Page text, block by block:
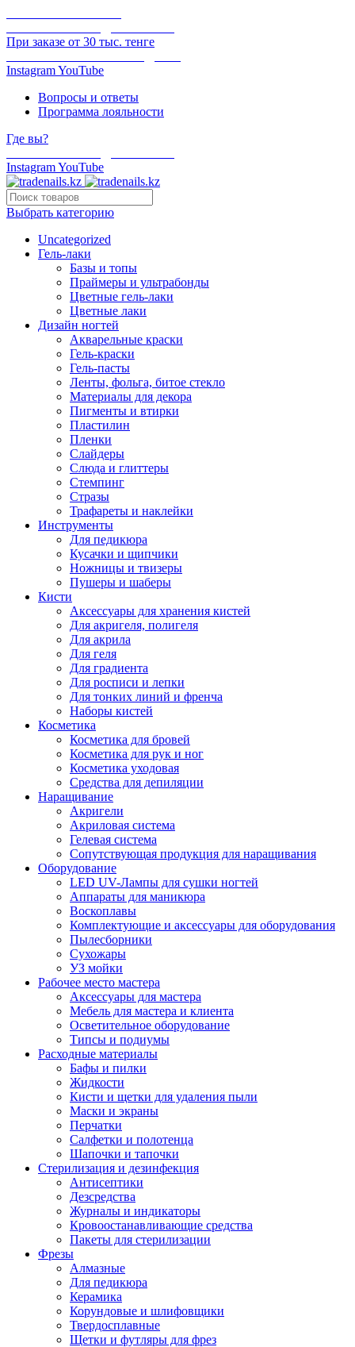
При заказе от 30 тыс. тенге
InstagramYouTube
Вопросы и ответы
Программа лояльности
Где вы?
InstagramYouTube
Выбрать категорию
Uncategorized
Гель-лаки
Базы и топы
Праймеры и ультрабонды
Цветные гель-лаки
Цветные лаки
Дизайн ногтей
Акварельные краски
Гель-краски
Гель-пасты
Ленты, фольга, битое стекло
Материалы для декора
Пигменты и втирки
Пластилин
Пленки
Слайдеры
Слюда и глиттеры
Стемпинг
Стразы
Трафареты и наклейки
Инструменты
Для педикюра
Кусачки и щипчики
Ножницы и твизеры
Пушеры и шаберы
Кисти
Аксессуары для хранения кистей
Для акригеля, полигеля
Для акрила
Для геля
Для градиента
Для росписи и лепки
Для тонких линий и френча
Наборы кистей
Косметика
Косметика для бровей
Косметика для рук и ног
Косметика уходовая
Средства для депиляции
Наращивание
Акригели
Акриловая система
Гелевая система
Сопутствующая продукция для наращивания
Оборудование
LED UV-Лампы для сушки ногтей
Аппараты для маникюра
Воскоплавы
Комплектующие и аксессуары для оборудования
Пылесборники
Сухожары
УЗ мойки
Рабочее место мастера
Аксессуары для мастера
Мебель для мастера и клиента
Осветительное оборудование
Типсы и подиумы
Расходные материалы
Бафы и пилки
Жидкости
Кисти и щетки для удаления пыли
Маски и экраны
Перчатки
Салфетки и полотенца
Шапочки и тапочки
Стерилизация и дезинфекция
Антисептики
Дезсредства
Журналы и индикаторы
Кровоостанавливающие средства
Пакеты для стерилизации
Фрезы
Алмазные
Для педикюра
Керамика
Корундовые и шлифовщики
Твердосплавные
Щетки и футляры для фрез